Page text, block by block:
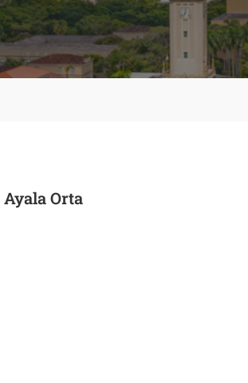
Ayala Orta